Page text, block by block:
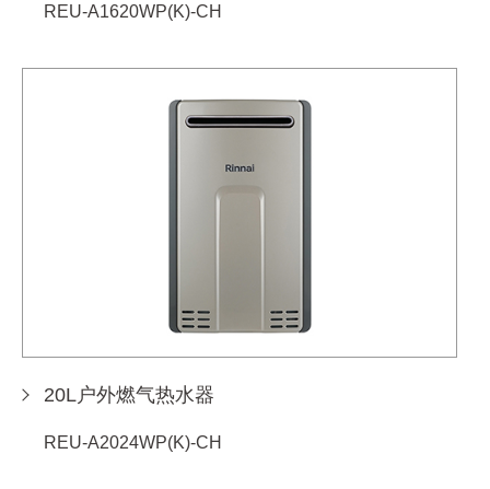
REU-A1620WP(K)-CH
20L户外燃气热水器
REU-A2024WP(K)-CH